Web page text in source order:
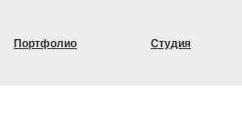
Портфолио Студия